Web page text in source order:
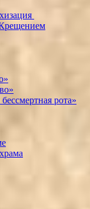
рота»